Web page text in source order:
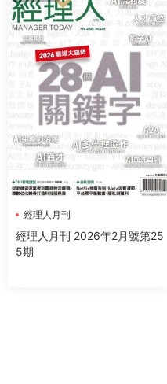
經理人月刊
經理人月刊 2026年2月號第25
5期